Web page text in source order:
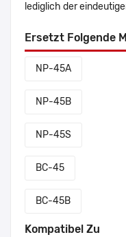
lediglich der
Ersetzt Folgende
NP-45A
NP-45B
NP-45S
BC-45
BC-45B
Kompatibel Zu